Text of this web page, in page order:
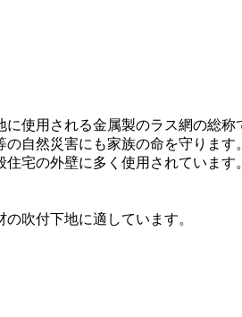
使用される金属製のラス網の総称
自然災害にも家族の命を守ります。
宅の外壁に多く使用されていま
吹付下地に適しています。